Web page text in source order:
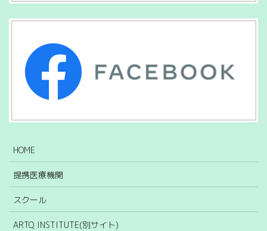
HOME
提携医療機関
スクール
ARTQ INSTITUTE(別サイト)